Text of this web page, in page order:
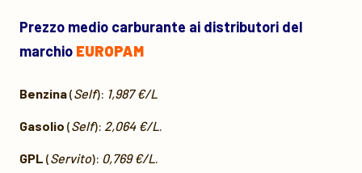
Prezzo medio carburante ai distributori del
marchio EUROPAM
Benzina(Self): 1,987 €/L
Gasolio (Self): 2,064 €/L.
GPL (Servito): 0,769 €/L.